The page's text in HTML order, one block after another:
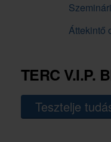
Áttekintő
TERC V.I.P.
Tesztelje